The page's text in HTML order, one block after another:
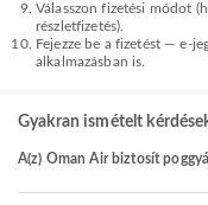
Válasszon fizetési módot
részletfizetés).
Fejezze be a fizetést — e-
alkalmazásban is.
Gyakran ismételt
A(z) Oman Air biztosít